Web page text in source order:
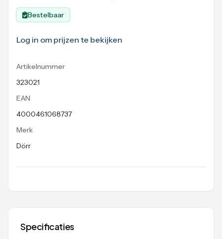
Bestelbaar
Log in om prijzen te bekijken
Artikelnummer
323021
EAN
4000461068737
Merk
Dörr
Specificaties